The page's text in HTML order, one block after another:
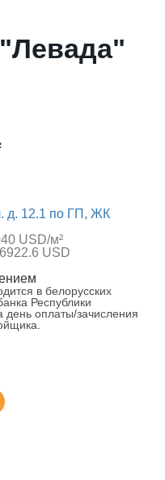
д. 12.1 по ГП, ЖК
USD/м²
USD
в белорусских
Республики
день оплаты/зачисления